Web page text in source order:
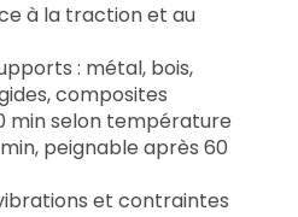
à la traction et au
: métal, bois,
composites
min selon température
peignable après 60
et contraintes